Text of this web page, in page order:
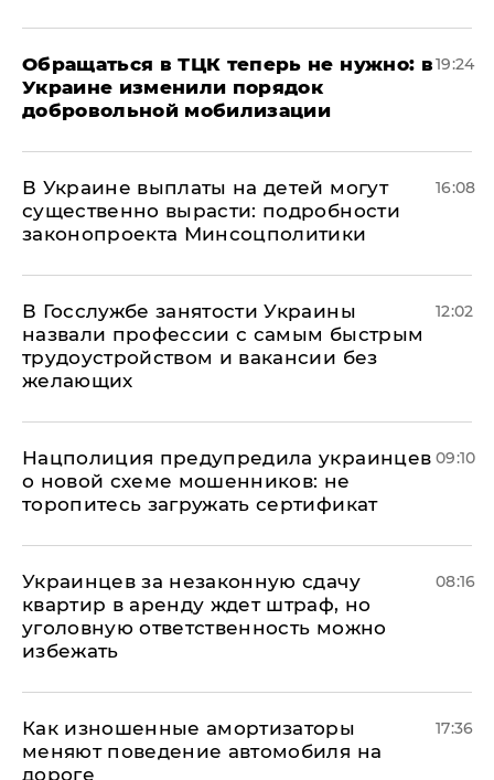
Обращаться в ТЦК теперь не нужно: в
Украине изменили порядок
добровольной мобилизации
19:24
В Украине выплаты на детей могут
существенно вырасти: подробности
законопроекта Минсоцполитики
16:08
В Госслужбе занятости Украины
назвали профессии с самым быстрым
трудоустройством и вакансии без
желающих
12:02
Нацполиция предупредила украинцев
о новой схеме мошенников: не
торопитесь загружать сертификат
09:10
Украинцев за незаконную сдачу
квартир в аренду ждет штраф, но
уголовную ответственность можно
избежать
08:16
Как изношенные амортизаторы
меняют поведение автомобиля на
дороге
17:36